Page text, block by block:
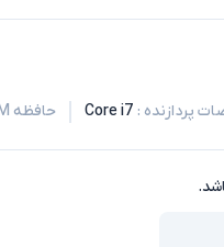
پردازنده :
Core i7 حافظه RAM